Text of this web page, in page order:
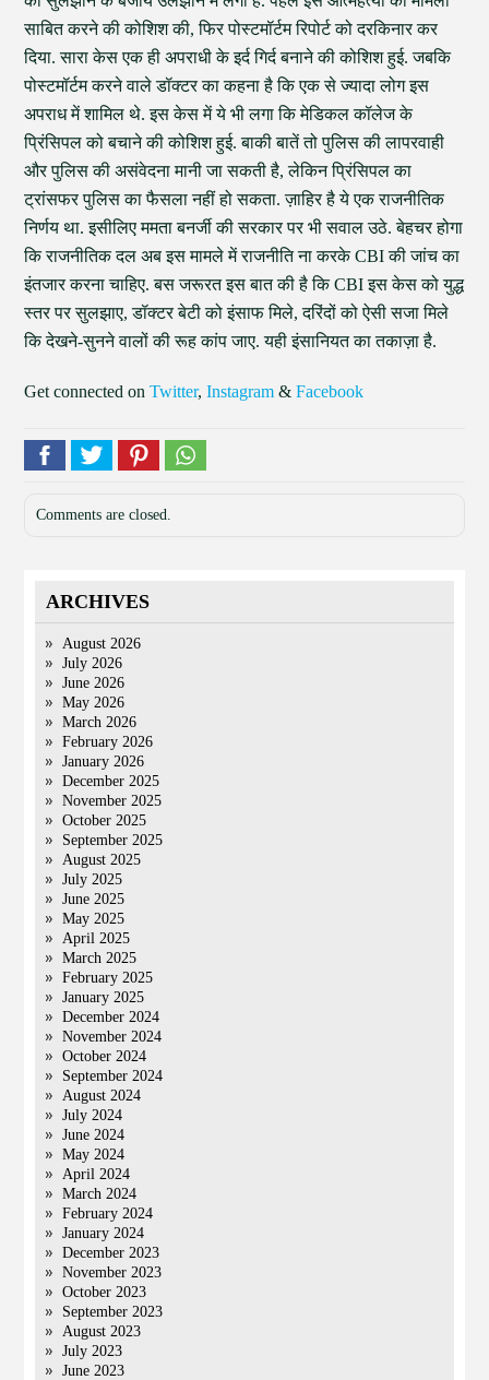
साबित करने की कोशिश की, फिर पोस्टमॉर्टम रिपोर्ट को दरकिनार कर
दिया. सारा केस एक ही अपराधी के इर्द गिर्द बनाने की कोशिश हुई. जबकि
पोस्टमॉर्टम करने वाले डॉक्टर का कहना है कि एक से ज्यादा लोग इस
अपराध में शामिल थे. इस केस में ये भी लगा कि मेडिकल कॉलेज के
प्रिंसिपल को बचाने की कोशिश हुई. बाकी बातें तो पुलिस की लापरवाही
और पुलिस की असंवेदना मानी जा सकती है, लेकिन प्रिंसिपल का
ट्रांसफर पुलिस का फैसला नहीं हो सकता. ज़ाहिर है ये एक राजनीतिक
निर्णय था. इसीलिए ममता बनर्जी की सरकार पर भी सवाल उठे. बेहचर होगा
कि राजनीतिक दल अब इस मामले में राजनीति ना करके CBI की जांच का
इंतजार करना चाहिए. बस जरूरत इस बात की है कि CBI इस केस को युद्ध
स्तर पर सुलझाए, डॉक्टर बेटी को इंसाफ मिले, दरिंदों को ऐसी सजा मिले
कि देखने-सुनने वालों की रूह कांप जाए. यही इंसानियत का तकाज़ा है.
Get connected onTwitter,Instagram &Facebook
Comments are closed.
ARCHIVES
August 2026
July 2026
June 2026
May 2026
March 2026
February 2026
January 2026
December 2025
November 2025
October 2025
September 2025
August 2025
July 2025
June 2025
May 2025
April 2025
March 2025
February 2025
January 2025
December 2024
November 2024
October 2024
September 2024
August 2024
July 2024
June 2024
May 2024
April 2024
March 2024
February 2024
January 2024
December 2023
November 2023
October 2023
September 2023
August 2023
July 2023
June 2023